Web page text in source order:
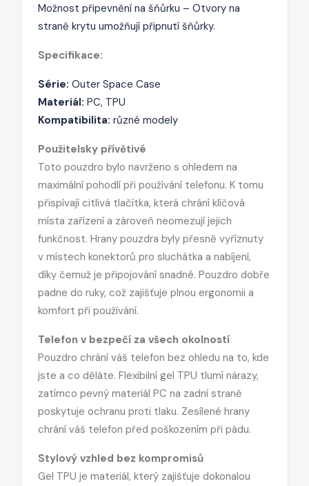
Možnost připevnění na šňůrku – Otvory na
straně krytu umožňují připnutí šňůrky.
Specifikace:
Série: Outer Space Case
Materiál: PC, TPU
Kompatibilita: různé modely
Použitelsky přívětivé
Toto pouzdro bylo navrženo s ohledem na
maximální pohodlí při používání telefonu. K tomu
přispívají citlivá tlačítka, která chrání klíčová
místa zařízení a zároveň neomezují jejich
funkčnost. Hrany pouzdra byly přesně vyříznuty
v místech konektorů pro sluchátka a nabíjení,
díky čemuž je připojování snadné. Pouzdro dobře
padne do ruky, což zajišťuje plnou ergonomii a
komfort při používání.
Telefon v bezpečí za všech okolností
Pouzdro chrání váš telefon bez ohledu na to, kde
jste a co děláte. Flexibilní gel TPU tlumí nárazy,
zatímco pevný materiál PC na zadní straně
poskytuje ochranu proti tlaku. Zesílené hrany
chrání váš telefon před poškozením při pádu.
Stylový vzhled bez kompromisů
Gel TPU je materiál, který zajišťuje dokonalou